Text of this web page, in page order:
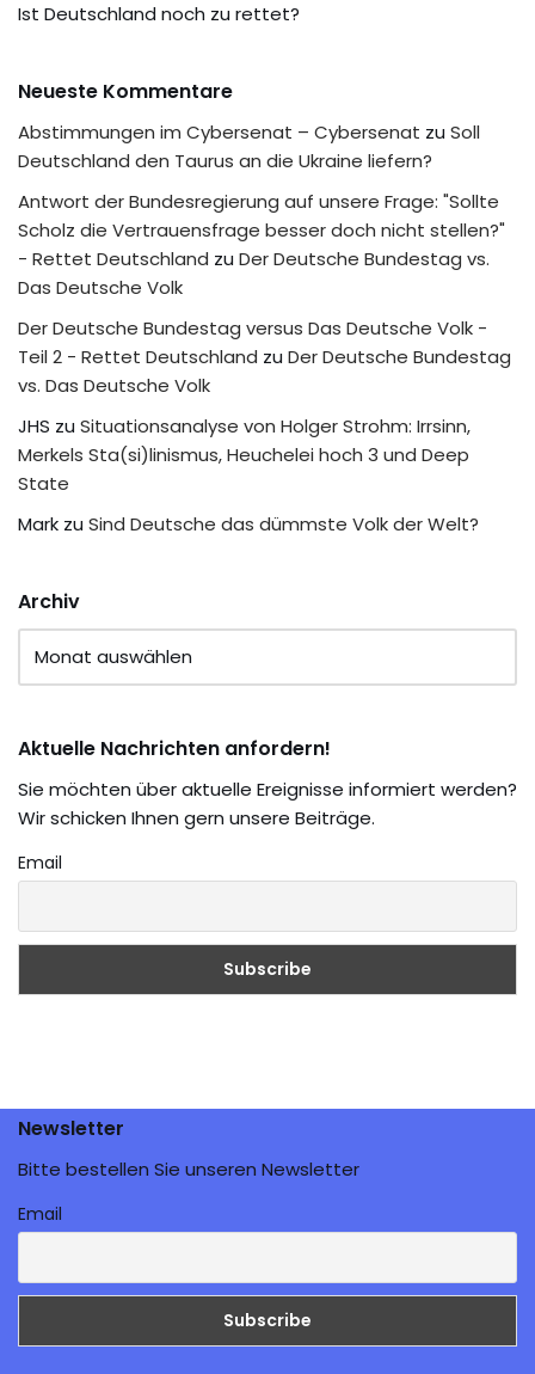
Ist Deutschland noch zu rettet?
Neueste Kommentare
Abstimmungen im Cybersenat – Cybersenat zu Soll
Deutschland den Taurus an die Ukraine liefern?
Antwort der Bundesregierung auf unsere Frage: "Sollte
Scholz die Vertrauensfrage besser doch nicht stellen?"
- Rettet Deutschland zu Der Deutsche Bundestag vs.
Das Deutsche Volk
Der Deutsche Bundestag versus Das Deutsche Volk -
Teil 2 - Rettet Deutschland zu Der Deutsche Bundestag
vs. Das Deutsche Volk
JHS zu Situationsanalyse von Holger Strohm: Irrsinn,
Merkels Sta(si)linismus, Heuchelei hoch 3 und Deep
State
Mark zu Sind Deutsche das dümmste Volk der Welt?
Archiv
Aktuelle Nachrichten anfordern!
Sie möchten über aktuelle Ereignisse informiert werden?
Wir schicken Ihnen gern unsere Beiträge.
Email
Newsletter
Bitte bestellen Sie unseren Newsletter
Email